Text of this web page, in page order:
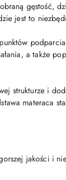
gęstość,
jest to
a także
strukturze i
materaca
jakości i